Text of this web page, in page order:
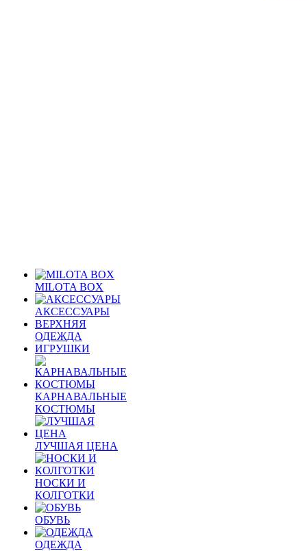
MILOTA BOX
АКСЕССУАРЫ
ВЕРХНЯЯ
ОДЕЖДА
ИГРУШКИ
КАРНАВАЛЬНЫЕ
КОСТЮМЫ
ЛУЧШАЯ ЦЕНА
НОСКИ И
КОЛГОТКИ
ОБУВЬ
ОДЕЖДА